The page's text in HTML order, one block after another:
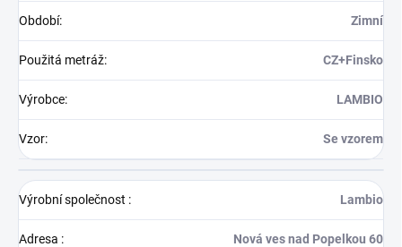
Období: Zimní
Použitá metráž: CZ+Finsko
Výrobce: LAMBIO
Vzor: Se vzorem
Výrobní společnost : Lambio
Adresa : Nová ves nad Popelkou 60